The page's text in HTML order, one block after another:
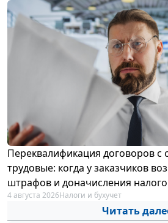
Переквалификация договоров с
трудовые: когда у заказчиков
штрафов и доначисления
4 августа 2026Налоги и бухучет
Читать